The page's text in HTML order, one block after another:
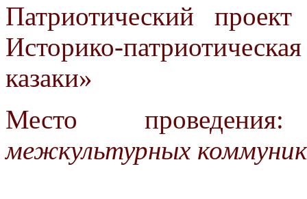
Патриотический
Историко-
казаки»
Место
межкультурных